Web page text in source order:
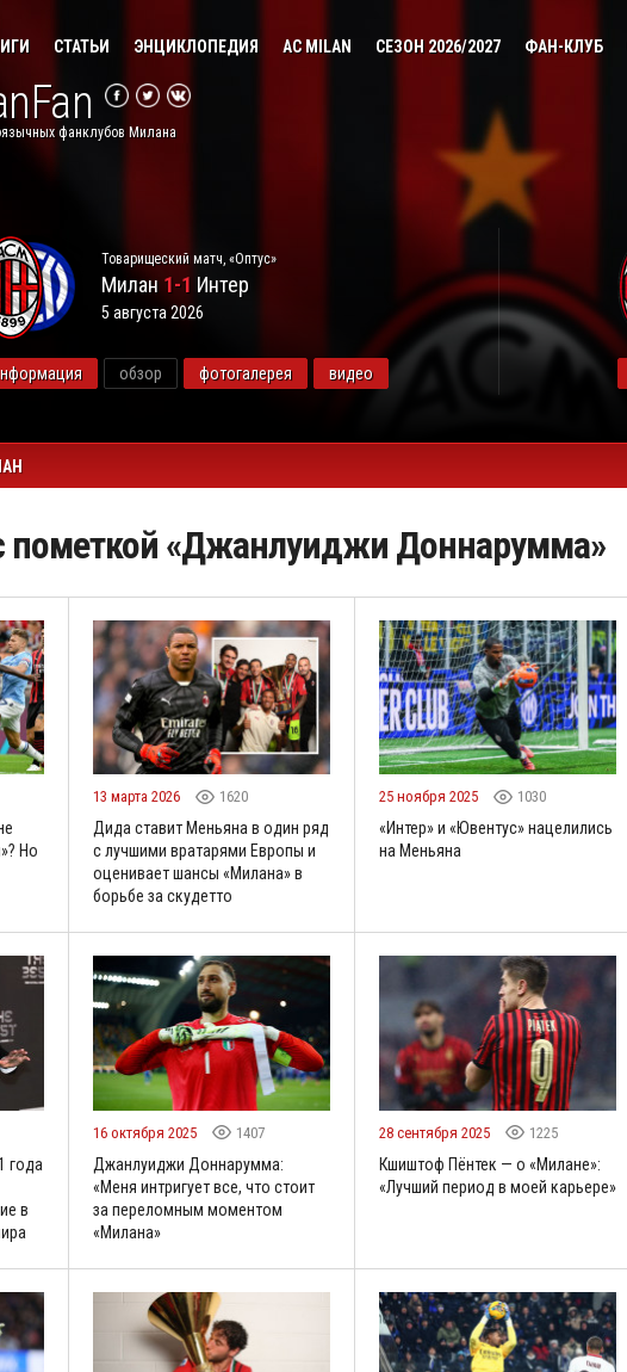
СТАТЬИ ЭНЦИКЛОПЕДИЯ AC MILAN СЕЗОН 2026/2027 ФАН-КЛУБ
фанклубов Милана
Товарищеский матч, «Оптус»
Милан 1-1 Интер
5 августа 2026
обзор фотогалерея видео
пометкой «Джанлуиджи Доннарумма»
Но
13 марта 2026 1620
Дида ставит Меньяна в один ряд
с лучшими вратарями Европы и
оценивает шансы «Милана» в
борьбе за скудетто
25 ноября 2025 1030
«Интер» и «Ювентус» нацелились
на Меньяна
года
в
16 октября 2025 1407
Джанлуиджи Доннарумма:
«Меня интригует все, что стоит
за переломным моментом
«Милана»
28 сентября 2025 1225
Кшиштоф Пёнтек — о «Милане»:
«Лучший период в моей карьере»